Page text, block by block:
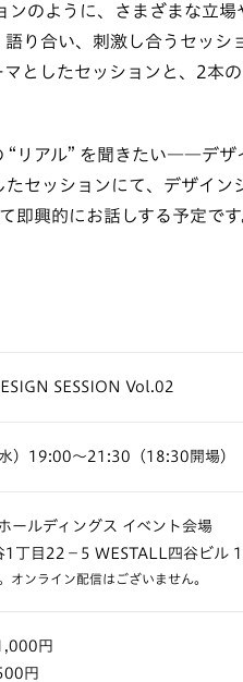
のように、さまざまな立
り合い、刺激し合うセッシ
としたセッションと、2本
リアル” を聞きたい――デザ
セッションにて、デザイン
即興的にお話しする予定です
SESSION Vol.02
）19:00〜21:30（18:30開場）
ールディングス イベント会場
1丁目22−5 WESTALL四谷ビル
オンライン配信はございません。
円
円